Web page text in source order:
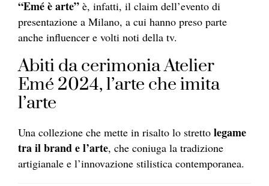
“Emé è arte” è, infatti, il claim dell’evento di
presentazione a Milano, a cui hanno preso parte
anche influencer e volti noti della tv.
Abiti da cerimonia Atelier
Emé 2024, l’arte che imita
l’arte
Una collezione che mette in risalto lo stretto legame
tra il brand e l’arte, che coniuga la tradizione
artigianale e l’innovazione stilistica contemporanea.